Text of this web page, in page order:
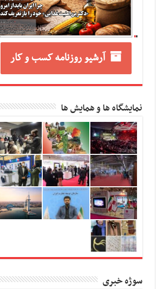
آرشیو روزنامه کسب و کار
نمایشگاه ها و همایش ها
سوژه خبری